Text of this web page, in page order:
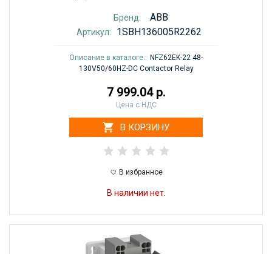
Бренд: ABB
Артикул: 1SBH136005R2262
Описание в каталоге:: NFZ62EK-22 48-
130V50/60HZ-DC Contactor Relay
7 999.04 р.
Цена с НДС
В КОРЗИНУ
В избранное
В наличии нет.